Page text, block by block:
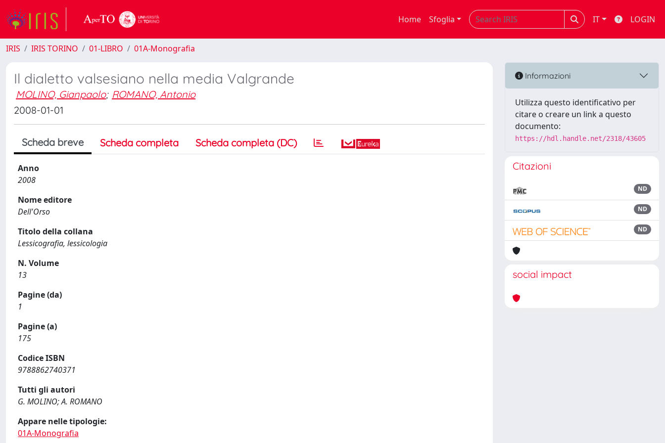
Home Sfoglia IT LOGIN
IRIS IRIS TORINO 01-LIBRO 01A-Monografia
Il dialetto valsesiano nella media Valgrande
MOLINO, Gianpaolo; ROMANO, Antonio
2008-01-01
Scheda breve Scheda completa Scheda completa (DC)
Anno
2008
Nome editore
Dell'Orso
Titolo della collana
Lessicografia, lessicologia
N. Volume
13
Pagine (da)
1
Pagine (a)
175
Codice ISBN
9788862740371
Tutti gli autori
G. MOLINO; A. ROMANO
Appare nelle tipologie:
01A-Monografia
Informazioni
Utilizza questo identificativo per
citare o creare un link a questo
documento:
https://hdl.handle.net/2318/43605
Citazioni
ND
ND
ND
social impact